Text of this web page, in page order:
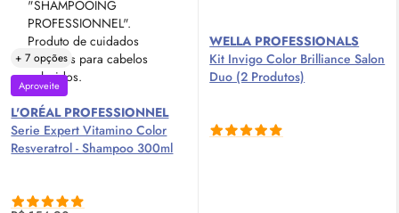
+ 7 opções
Aproveite
L'ORÉAL PROFESSIONNEL
Serie Expert Vitamino Color
Resveratrol - Shampoo 300ml
WELLA PROFESSIONALS
Kit Invigo Color Brilliance Salon
Duo (2 Produtos)